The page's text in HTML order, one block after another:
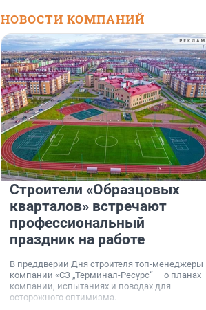
НОВОСТИ КОМПАНИЙ
Строители «Образцовых
кварталов» встречают
профессиональный
праздник на работе
В преддверии Дня строителя топ-менеджеры
компании «СЗ „Терминал-Ресурс“ — о планах
компании, испытаниях и поводах для
осторожного оптимизма.